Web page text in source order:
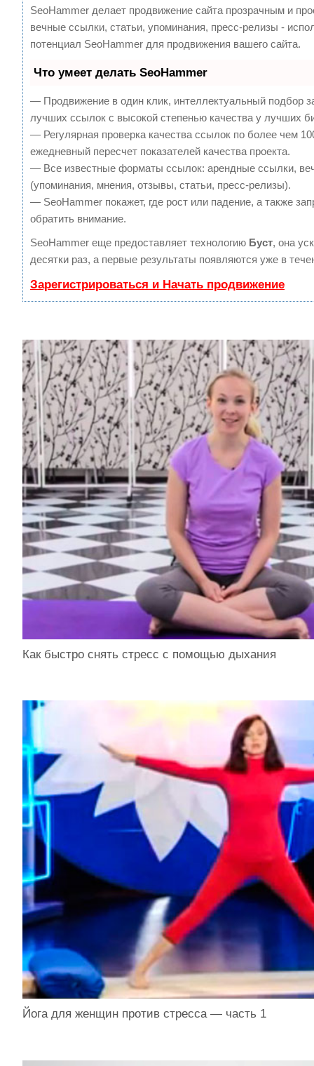
SeoHammer делает продвижение сайта прозрачным и
вечные ссылки, статьи, упоминания, пресс-релизы -
потенциал SeoHammer для продвижения вашего сайта.
Что умеет делать SeoHammer
— Продвижение в один клик, интеллектуальный подбор
лучших ссылок с высокой степенью качества у лучших
— Регулярная проверка качества ссылок по более чем
ежедневный пересчет показателей качества проекта.
— Все известные форматы ссылок: арендные ссылки,
(упоминания, мнения, отзывы, статьи, пресс-релизы).
— SeoHammer покажет, где рост или падение, а также
обратить внимание.
SeoHammer еще предоставляет технологию Буст, она
десятки раз, а первые результаты появляются уже в
Зарегистрироваться и Начать продвижение
Как быстро снять стресс с помощью дыхания
Йога для женщин против стресса — часть 1